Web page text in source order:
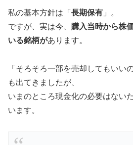
私の基本方針は「 長期保有 」。
ですが、実は今、 購入当時から株
いる銘柄があります。
「そろそろ一部を売却してもいい
も出てきましたが、
いまのところ現金化の必要はない
います。